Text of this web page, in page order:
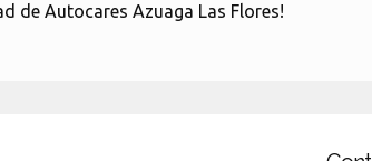
de Autocares Azuaga Las Flores!